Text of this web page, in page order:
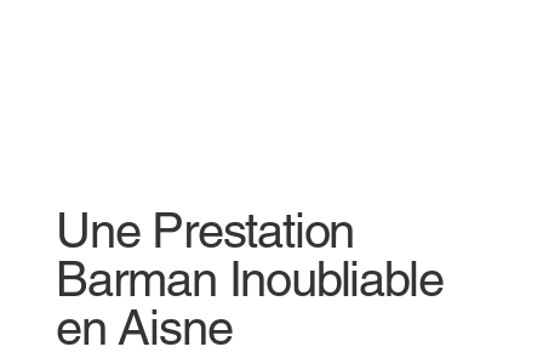
Une Prestation
Barman Inoubliable
en Aisne
Une Prestation
Barman Inoubliable
en Aisne